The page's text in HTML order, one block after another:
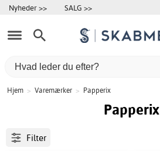
Nyheder >> SALG >>
Hjem > Varemærker > Papperix
Papperix
Filter